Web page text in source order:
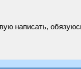
написать,